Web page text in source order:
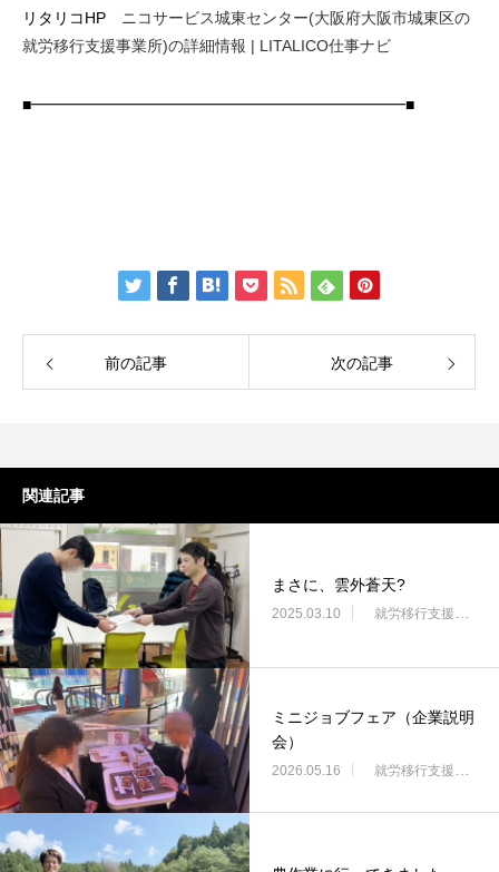
リタリコHP ニコサービス城東センター(大阪府大阪市城東区の
就労移行支援事業所)の詳細情報 | LITALICO仕事ナビ
■━━━━━━━━━━━━━━━━━━━━━━━━■
前の記事 次の記事
関連記事
まさに、雲外蒼天?
2025.03.10 就労移行支援・ニコサービス城東センター
ミニジョブフェア（企業説明
会）
2026.05.16 就労移行支援・ニコサービス城東センター